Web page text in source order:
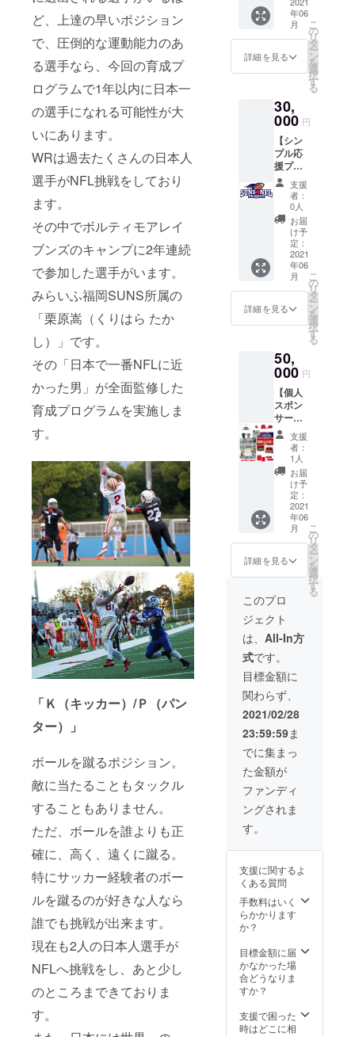
ど、上達の早いポジション
で、圧倒的な運動能力のあ
る選手なら、今回の育成プ
ログラムで1年以内に日本一
の選手になれる可能性が大
いにあります。
WRは過去たくさんの日本人
選手がNFL挑戦をしており
ます。
その中でボルティモアレイ
ブンズのキャンプに2年連続
で参加した選手がいます。
みらいふ福岡SUNS所属の
「栗原嵩（くりはら たか
し）」です。
その「日本で一番NFLに近
かった男」が全面監修した
育成プログラムを実施しま
す。
「Ｋ（キッカー）/Ｐ（パン
ター）」
ボールを蹴るポジション。
敵に当たることもタックル
することもありません。
ただ、ボールを誰よりも正
確に、高く、遠くに蹴る。
特にサッカー経験者のボー
ルを蹴るのが好きな人なら
誰でも挑戦が出来ます。
現在も2人の日本人選手が
NFLへ挑戦をし、あと少し
のところまできておりま
す。
る場合
もござ
いま
す。そ
の際は
頂きま
す。 ・
チーム
からの
お礼の
メール
・挑戦
選手決
定後、
本人か
らお礼
のメッ
セージ
ビデオ
をお送
て頂き
ます
ション
（W340
×H275
㎜ ） ・
オル
（W850
×H340
㎜） ・
チーム
からの
お礼の
メール
・挑戦
選手決
定後、
本人か
らお礼
のメッ
セージ
ビデオ
ます。
（メッ
セージ
ビデオ
はご支
援者の
み限定
公開の
URLを
メール
にてお
送りい
たしま
す。）
CT」オ
リジナ
ルス
テッ
カー（7
「SUN
S NFL
PROJE
CT」オ
リジナ
ルTシャ
ツ
（色・
サイズ
をお選
びくだ
さい）
「SUN
S NFL
PROJE
CT」オ
プ（フ
リーサ
・
「SUN
S NFL
PROJE
CT」オ
リジナ
ルタオ
（W850
×H340
㎜） ・
「SUN
S NFL
PROJE
戦者全
イン入
り色紙
は2人と
なって
おりま
すが、
トライ
の結果
次第で
が前後
する場
ざいま
ださ
い。 ・
チーム
からの
お礼の
メール
定後、
本人か
らお礼
ビデオ
をお送
年06
月
詳細を見る
こ
の
リ
タ
ー
ン
を
選
択
す
る
30,
000 円
【シン
プル応
援プラ
ン③】
・チー
ムから
のお礼
のメー
ル ・挑
戦選手
決定
後、本
人から
お礼の
メッ
をお送
りさせ
て頂き
ます。
（メッ
セージ
ビデオ
はご支
援者の
み限定
公開の
URLを
メール
にてお
送りい
たしま
す。）
後、本
直筆の
お手紙
をお送
りさせ
ていた
だきま
す。 ・
ご支援
名前を
チーム
のHP、
SNS等
に記載
させて
いただ
（掲載
するお
名前
（ニッ
クネー
ム可）
入をお
願い致
しま
ランも
たくさ
支援
者：
0人
お届
け予
定：
2021
年06
月
詳細を見る
こ
の
リ
タ
ー
ン
を
選
択
す
る
50,
000 円
【個人
スポン
サープ
ラン】
・ご支
援者の
お名前
をチー
ムの
HP、
SNS等
に記載
させて
いただ
きま
（掲載
するお
名前
（ニッ
クネー
ム可）
を備考
欄に記
入をお
願い致
しま
す。）
・
「SUN
S NFL
PROJE
CT」オ
リジナ
カー（7
㎝） ・
「SUN
S NFL
PROJE
ルTシャ
ツ
（色・
びくだ
さい）
支援
者：
1人
お届
け予
定：
2021
年06
月
詳細を見る
こ
の
リ
タ
ー
ン
を
選
択
す
る
このプロ
ジェクト
は、 All-In方
式です。
目標金額に
関わらず、
2021/02/28
23:59:59ま
でに集まっ
た金額が
ファンディ
ングされま
す。
支援に関するよ
くある質問
手数料はいく
らかかります
か？
目標金額に届
かなかった場
合どうなりま
すか？
支援で困った
時はどこに相